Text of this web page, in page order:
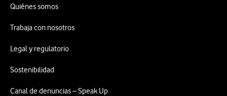
Quiénes somos
Trabaja con nosotros
Legal y regulatorio
Sostenibilidad
Canal de denuncias – Speak Up